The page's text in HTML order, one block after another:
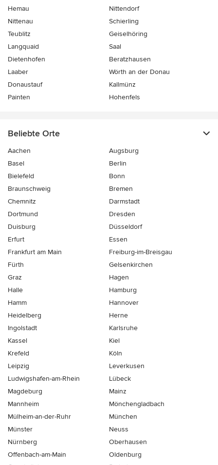
Hemau
Nittendorf
Nittenau
Schierling
Teublitz
Geiselhöring
Langquaid
Saal
Dietenhofen
Beratzhausen
Laaber
Wörth an der Donau
Donaustauf
Kallmünz
Painten
Hohenfels
Beliebte Orte
Aachen
Augsburg
Basel
Berlin
Bielefeld
Bonn
Braunschweig
Bremen
Chemnitz
Darmstadt
Dortmund
Dresden
Duisburg
Düsseldorf
Erfurt
Essen
Frankfurt am Main
Freiburg-im-Breisgau
Fürth
Gelsenkirchen
Graz
Hagen
Halle
Hamburg
Hamm
Hannover
Heidelberg
Herne
Ingolstadt
Karlsruhe
Kassel
Kiel
Krefeld
Köln
Leipzig
Leverkusen
Ludwigshafen-am-Rhein
Lübeck
Magdeburg
Mainz
Mannheim
Mönchen­gladbach
Mülheim-an-der-Ruhr
München
Münster
Neuss
Nürnberg
Oberhausen
Offenbach-am-Main
Oldenburg